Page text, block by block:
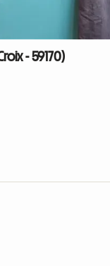
- 59170)